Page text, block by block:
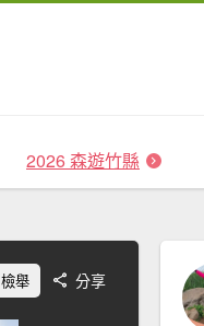
2026 森遊竹縣
檢舉 分享